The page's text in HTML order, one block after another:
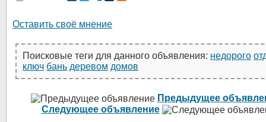
Оставить своё мнение
Поисковые теги для данного объявления: недорого
ключ бань деревом домов
Предыдущее
Следующее объявление